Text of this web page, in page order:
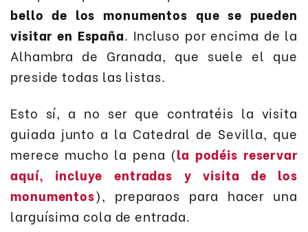
bello de los monumentos que se pueden
visitar en España. Incluso por encima de la
Alhambra de Granada, que suele el que
preside todas las listas.
Esto sí, a no ser que contratéis la visita
guiada junto a la Catedral de Sevilla, que
merece mucho la pena (la podéis reservar
aquí, incluye entradas y visita de los
monumentos), preparaos para hacer una
larguísima cola de entrada.